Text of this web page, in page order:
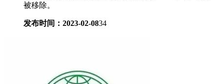
被移除。
发布时间：2023-02-0834